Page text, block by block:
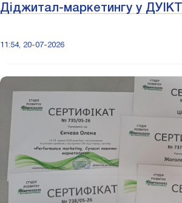
Діджитал-маркетингу у
11:54, 20-07-2026